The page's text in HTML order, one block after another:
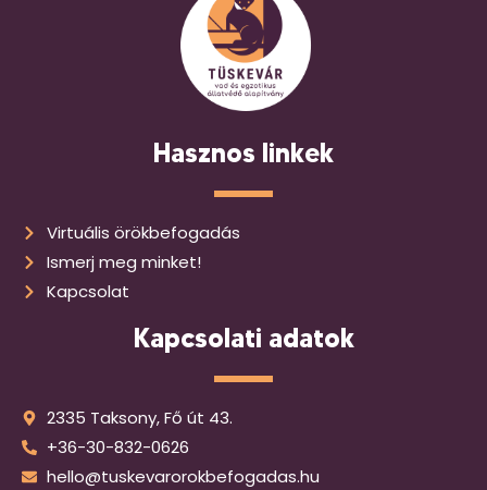
Hasznos linkek
Virtuális örökbefogadás
Ismerj meg minket!
Kapcsolat
Kapcsolati adatok
2335 Taksony, Fő út 43.
+36-30-832-0626
hello@tuskevarorokbefogadas.hu